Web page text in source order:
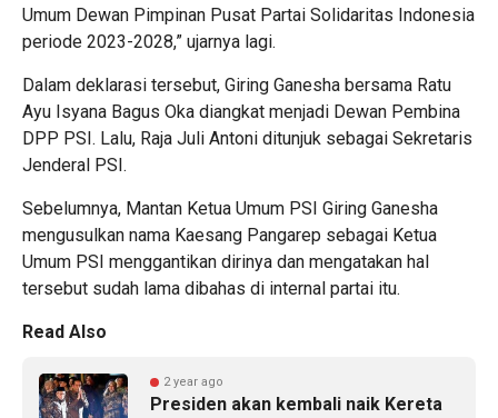
Umum Dewan Pimpinan Pusat Partai Solidaritas Indonesia
periode 2023-2028,” ujarnya lagi.
Dalam deklarasi tersebut, Giring Ganesha bersama Ratu
Ayu Isyana Bagus Oka diangkat menjadi Dewan Pembina
DPP PSI. Lalu, Raja Juli Antoni ditunjuk sebagai Sekretaris
Jenderal PSI.
Sebelumnya, Mantan Ketua Umum PSI Giring Ganesha
mengusulkan nama Kaesang Pangarep sebagai Ketua
Umum PSI menggantikan dirinya dan mengatakan hal
tersebut sudah lama dibahas di internal partai itu.
Read Also
2 year ago
Presiden akan kembali naik Kereta